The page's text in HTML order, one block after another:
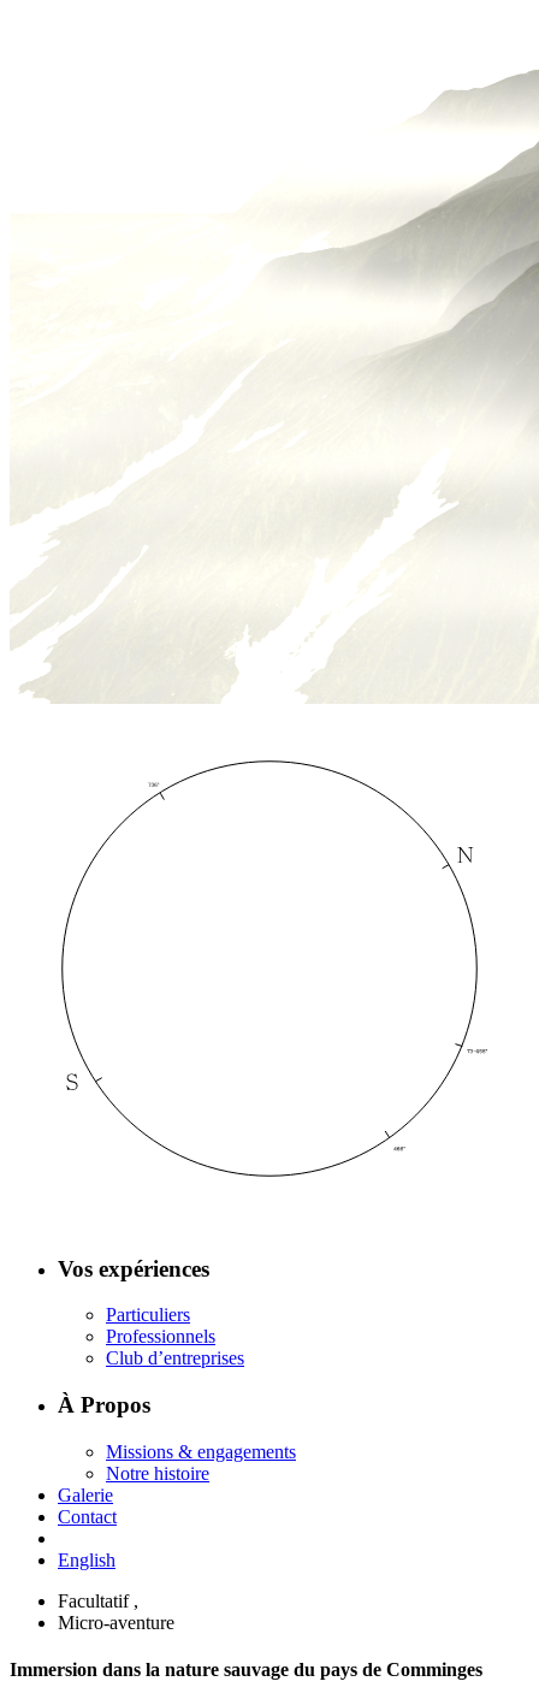
Vos expériences
Particuliers
Professionnels
Club d’entreprises
À Propos
Missions & engagements
Notre histoire
Galerie
Contact
English
Facultatif ,
Micro-aventure
Immersion dans la nature sauvage du pays de Comminges